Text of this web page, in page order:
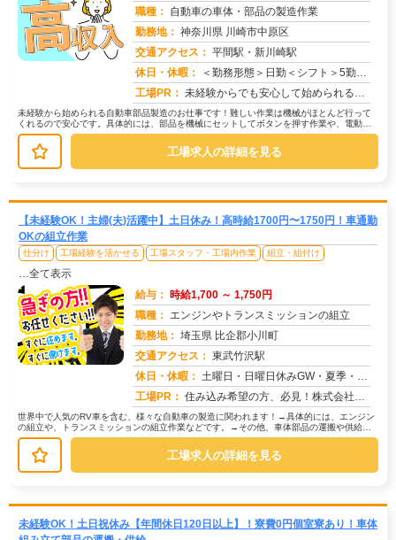
職種： 自動車の車体・部品の製造作業
勤務地： 神奈川県 川崎市中原区
交通アクセス： 平間駅・新川崎駅
休日・休暇：
＜勤務形態＞日勤＜シフト＞5勤２休＜休日＞土日長期休暇GW 夏季 年末年始
工場PR： 未経験からでも安心して始められるお仕事です！→ 経験・学歴・スキルは一切不問です！未経験で活躍している方が多数いま...
未経験から始められる自動車部品製造のお仕事です！難しい作業は機械がほとんど行って
くれるので安心です。具体的には、部品を機械にセットしてボタンを押す作業や、電動ド
ライバーを使って部品を組み付ける作...
工場求人の詳細を見る
【未経験OK！主婦(夫)活躍中】土日休み！高時給1700円〜1750円！車通勤
OKの組立作業
仕分け 工場経験を活かせる 工場スタッフ・工場内作業 組立・組付け
…全て表示
給与： 時給1,700 ～ 1,750円
職種： エンジンやトランスミッションの組立
勤務地： 埼玉県 比企郡小川町
交通アクセス： 東武竹沢駅
休日・休暇： 土曜日・日曜日休みGW・夏季・年末年始休暇あり
工場PR： 住み込み希望の方、必見！株式会社京栄センターでは、2000人以上の紹介実績があります。→全国2500件以上の格安寮...
世界中で人気のRV車を含む、様々な自動車の製造に関われます！→具体的には、エンジン
の組立や、トランスミッションの組立作業などです。→その他、車体部品の運搬や供給、
機械操作、完成品の検査など、あな...
工場求人の詳細を見る
未経験OK！土日祝休み【年間休日120日以上】！寮費0円個室寮あり！車体